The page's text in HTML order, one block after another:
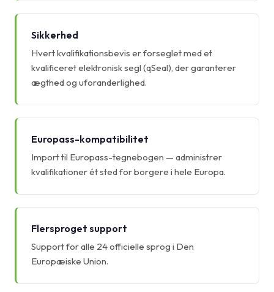
Sikkerhed
Hvert kvalifikationsbevis er forseglet med et
kvalificeret elektronisk segl (qSeal), der garanterer
ægthed og uforanderlighed.
Europass-kompatibilitet
Import til Europass-tegnebogen — administrer
kvalifikationer ét sted for borgere i hele Europa.
Flersproget support
Support for alle 24 officielle sprog i Den
Europæiske Union.